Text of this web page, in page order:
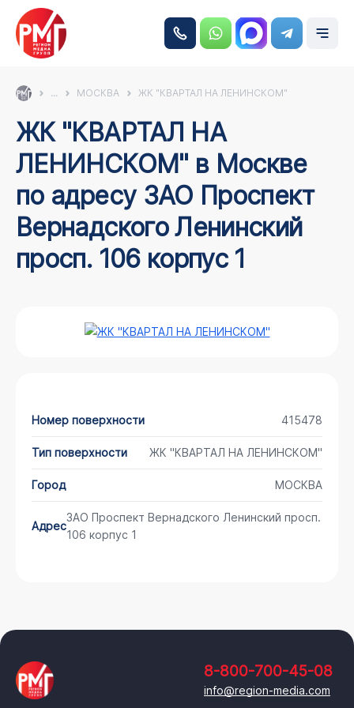
... МОСКВА ЖК "КВАРТАЛ НА ЛЕНИНСКОМ"
ЖК "КВАРТАЛ НА
ЛЕНИНСКОМ" в Москве
по адресу ЗАО Проспект
Вернадского Ленинский
просп. 106 корпус 1
Номер поверхности 415478
Тип поверхности ЖК "КВАРТАЛ НА ЛЕНИНСКОМ"
Город МОСКВА
Адрес
ЗАО Проспект Вернадского Ленинский просп.
106 корпус 1
8-800-700-45-08
info@region-media.com